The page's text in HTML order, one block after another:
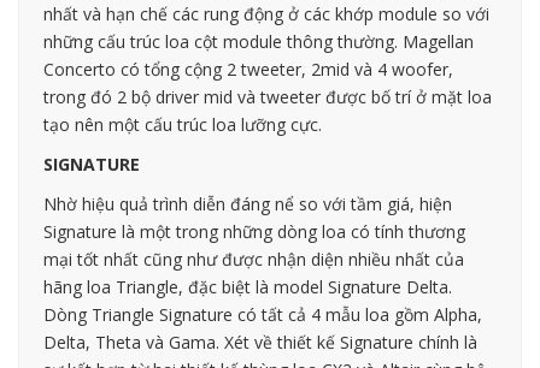
nhất và hạn chế các rung động ở các khớp module so với
những cấu trúc loa cột module thông thường. Magellan
Concerto có tổng cộng 2 tweeter, 2mid và 4 woofer,
trong đó 2 bộ driver mid và tweeter được bố trí ở mặt loa
tạo nên một cấu trúc loa lưỡng cực.
SIGNATURE
Nhờ hiệu quả trình diễn đáng nể so với tầm giá, hiện
Signature là một trong những dòng loa có tính thương
mại tốt nhất cũng như được nhận diện nhiều nhất của
hãng loa Triangle, đặc biệt là model Signature Delta.
Dòng Triangle Signature có tất cả 4 mẫu loa gồm Alpha,
Delta, Theta và Gama. Xét về thiết kế Signature chính là